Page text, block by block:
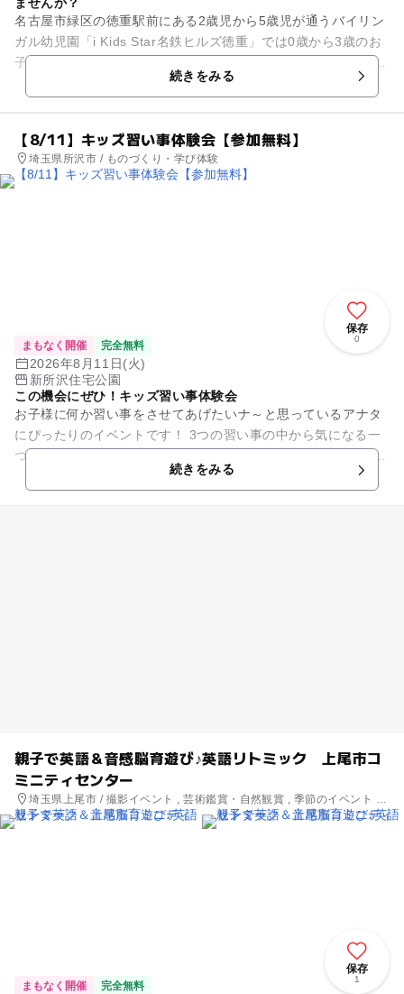
名古屋市緑区の徳重駅前にある2歳児から5歳児が通うバイリン
ガル幼児園「i Kids Star名鉄ヒルズ徳重」では0歳から3歳のお
子さまとパパママを対象に英語の無料体験を実施します。 イン
続きをみる
【8/11】キッズ習い事体験会【参加無料】
埼玉県所沢市 / ものづくり・学び体験
保存
0
まもなく開催 完全無料
2026年8月11日(火)
新所沢住宅公園
この機会にぜひ！キッズ習い事体験会
お子様に何か習い事をさせてあげたいナ～と思っているアナタ
にぴったりのイベントです！ 3つの習い事の中から気になる一
つを選んで実際に体験できます！ ・リトミックきのこの森の音
続きをみる
親子で英語＆音感脳育遊び♪英語リトミック 上尾市コ
ミニティセンター
埼玉県上尾市 / 撮影イベント , 芸術鑑賞・自然観賞 , 季節のイベント ,
ものづくり・学び体験 , ミニイベント
保存
1
まもなく開催
完全無料